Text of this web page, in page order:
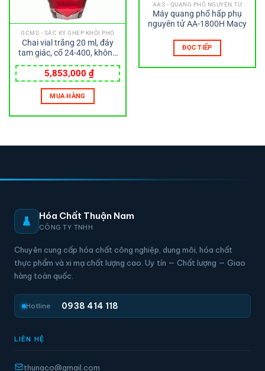
GCMS - SẮC KÝ GHÉP KHỐI PHỔ
Chai vial trắng 20 ml, đáy
tam giác, cổ 24-400, không
Wheaton
5,853,000 ₫
MUA HÀNG
AAS - QUANG PHỔ NGUYÊN TỬ
Máy quang phổ hấp phụ
nguyên tử AA-1800H Macy
ĐỌC TIẾP
Hóa Chất Thuận Nam
CÔNG TY TNHH
Chuyên cung cấp hóa chất công nghiệp, dung môi, hóa chất
thực phẩm và xi mạ chất lượng cao. Uy tín — Chất lượng — Giao
hàng toàn quốc.
Hotline 0938 414 118
LIÊN HỆ
thunaco@gmail.com